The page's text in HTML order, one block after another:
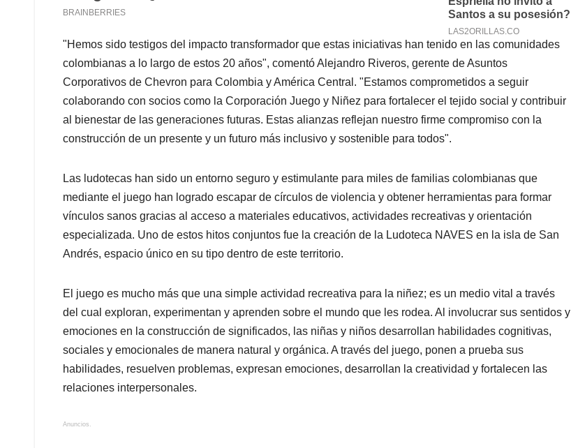
"Hemos sido testigos del impacto transformador que estas iniciativas han tenido en las comunidades
colombianas a lo largo de estos 20 años", comentó Alejandro Riveros, gerente de Asuntos
Corporativos de Chevron para Colombia y América Central. "Estamos comprometidos a seguir
colaborando con socios como la Corporación Juego y Niñez para fortalecer el tejido social y contribuir
al bienestar de las generaciones futuras. Estas alianzas reflejan nuestro firme compromiso con la
construcción de un presente y un futuro más inclusivo y sostenible para todos".
Las ludotecas han sido un entorno seguro y estimulante para miles de familias colombianas que
mediante el juego han logrado escapar de círculos de violencia y obtener herramientas para formar
vínculos sanos gracias al acceso a materiales educativos, actividades recreativas y orientación
especializada. Uno de estos hitos conjuntos fue la creación de la Ludoteca NAVES en la isla de San
Andrés, espacio único en su tipo dentro de este territorio.
El juego es mucho más que una simple actividad recreativa para la niñez; es un medio vital a través
del cual exploran, experimentan y aprenden sobre el mundo que les rodea. Al involucrar sus sentidos y
emociones en la construcción de significados, las niñas y niños desarrollan habilidades cognitivas,
sociales y emocionales de manera natural y orgánica. A través del juego, ponen a prueba sus
habilidades, resuelven problemas, expresan emociones, desarrollan la creatividad y fortalecen las
relaciones interpersonales.
Anuncios.